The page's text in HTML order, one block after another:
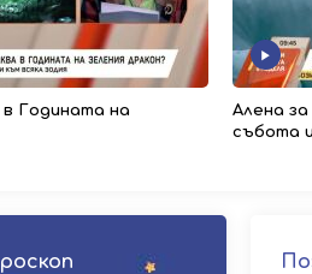
в Годината на
Алена
събота